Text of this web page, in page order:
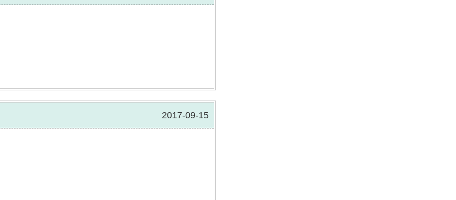
2017-09-15